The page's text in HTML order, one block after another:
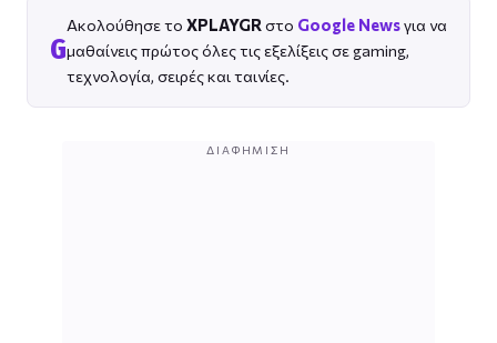
G
Ακολούθησε το XPLAYGR στο Google Newsγια να
μαθαίνεις πρώτος όλες τις εξελίξεις σε gaming,
τεχνολογία, σειρές και ταινίες.
ΔΙΑΦΉΜΙΣΗ